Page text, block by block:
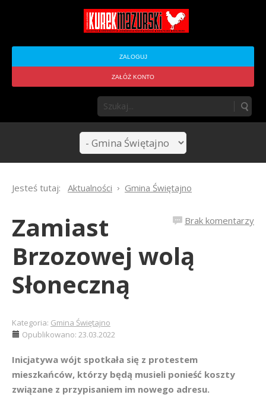
ZALOGUJ
ZAŁÓŻ KONTO
Jesteś tutaj: Aktualności Gmina Świętajno
Brak komentarzy
Zamiast
Brzozowej wolą
Słoneczną
Kategoria: Gmina Świętajno
Opublikowano: 23.03.2022
Inicjatywa wójt spotkała się z protestem
mieszkańców, którzy będą musieli ponieść koszty
związane z przypisaniem im nowego adresu.